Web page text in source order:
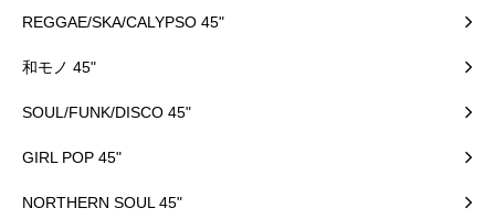
REGGAE/SKA/CALYPSO 45"
和モノ 45"
SOUL/FUNK/DISCO 45"
GIRL POP 45"
NORTHERN SOUL 45"